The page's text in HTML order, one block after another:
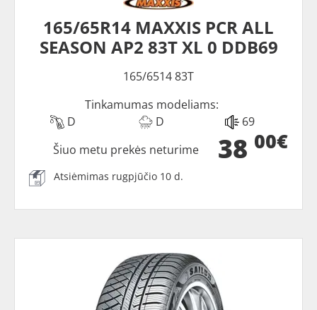
165/65R14 MAXXIS PCR ALL
SEASON AP2 83T XL 0 DDB69
165/6514 83T
Tinkamumas modeliams:
D
D 69
38 00€
Šiuo metu prekės neturime
Atsiėmimas rugpjūčio 10 d.